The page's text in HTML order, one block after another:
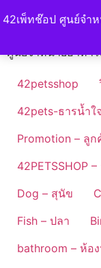
42เพ็ทช๊อป ศูนย์จำ
to
ศูนย์จำหน่ายอาหา
42petsshop
42pets-ธารน้ำ
Promotion – ลูก
42PETSSHOP
Dog – สุนัข
Fish – ปลา
bathroom – ห้อ